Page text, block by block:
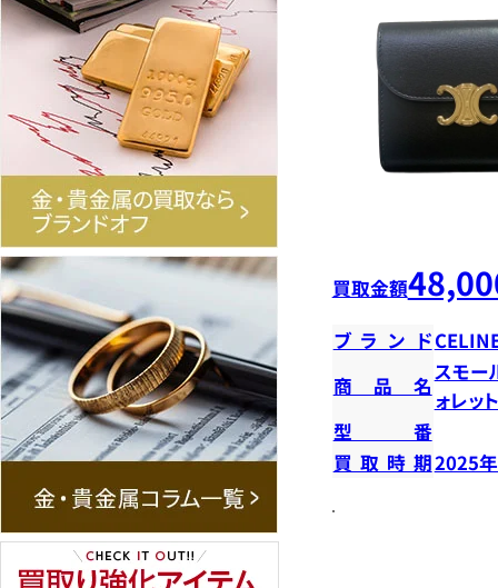
買取金額
ブランド
商品名
スモー
ォレッ
型番
買取時期2025